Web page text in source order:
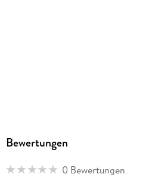
Bewertungen
0 Bewertungen